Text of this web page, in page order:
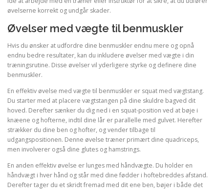
øvelserne korrekt og undgår skader.
Øvelser med vægte til benmuskler
Hvis du ønsker at udfordre dine benmuskler endnu mere og opnå
endnu bedre resultater, kan du inkludere øvelser med vægte i din
træningsrutine. Disse øvelser vil yderligere styrke og definere dine
benmuskler.
En effektiv øvelse med vægte til benmuskler er squat med vægtstang.
Du starter med at placere vægtstangen på dine skuldre bagved dit
hoved. Derefter sænker du dig ned i en squat-position ved at bøje i
knæene og hofterne, indtil dine lår er parallelle med gulvet. Herefter
strækker du dine ben og hofter, og vender tilbage til
udgangspositionen. Denne øvelse træner primært dine quadriceps,
men involverer også dine glutes og hamstrings.
En anden effektiv øvelse er lunges med håndvægte. Du holder en
håndvægt i hver hånd og står med dine fødder i hoftebreddes afstand.
Derefter tager du et skridt fremad med dit ene ben, bøjer i både det